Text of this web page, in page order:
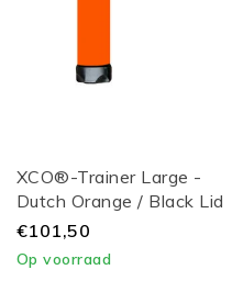
XCO®-Trainer Large -
Dutch Orange / Black Lid
€101,50
Op voorraad